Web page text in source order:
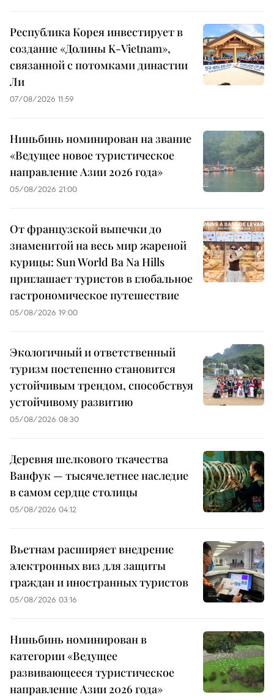
Республика Корея инвестирует в
создание «Долины K-Vietnam»,
связанной с потомками династии
Ли
07/08/2026 11:59
Ниньбинь номинирован на звание
«Ведущее новое туристическое
направление Азии 2026 года»
05/08/2026 21:00
От французской выпечки до
знаменитой на весь мир жареной
курицы: Sun World Ba Na Hills
приглашает туристов в глобальное
гастрономическое путешествие
05/08/2026 19:00
Экологичный и ответственный
туризм постепенно становится
устойчивым трендом, способствуя
устойчивому развитию
05/08/2026 08:30
Деревня шелкового ткачества
Ванфук — тысячелетнее наследие
в самом сердце столицы
05/08/2026 04:12
Вьетнам расширяет внедрение
электронных виз для защиты
граждан и иностранных туристов
05/08/2026 03:16
Ниньбинь номинирован в
категории «Ведущее
развивающееся туристическое
направление Азии 2026 года»